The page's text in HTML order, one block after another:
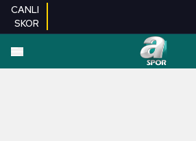
CANLI
SKOR